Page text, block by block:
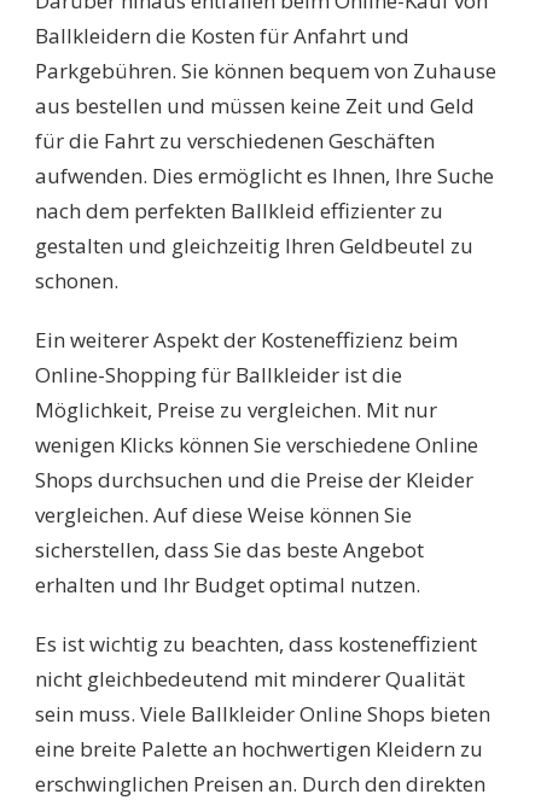
Ballkleidern die Kosten für Anfahrt und
Parkgebühren. Sie können bequem von Zuhause
aus bestellen und müssen keine Zeit und Geld
für die Fahrt zu verschiedenen Geschäften
aufwenden. Dies ermöglicht es Ihnen, Ihre Suche
nach dem perfekten Ballkleid effizienter zu
gestalten und gleichzeitig Ihren Geldbeutel zu
schonen.
Ein weiterer Aspekt der Kosteneffizienz beim
Online-Shopping für Ballkleider ist die
Möglichkeit, Preise zu vergleichen. Mit nur
wenigen Klicks können Sie verschiedene Online
Shops durchsuchen und die Preise der Kleider
vergleichen. Auf diese Weise können Sie
sicherstellen, dass Sie das beste Angebot
erhalten und Ihr Budget optimal nutzen.
Es ist wichtig zu beachten, dass kosteneffizient
nicht gleichbedeutend mit minderer Qualität
sein muss. Viele Ballkleider Online Shops bieten
eine breite Palette an hochwertigen Kleidern zu
erschwinglichen Preisen an. Durch den direkten